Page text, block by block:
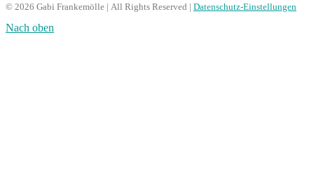
© 2026 Gabi Frankemölle | All Rights Reserved | Datenschutz-Einstellungen
Nach oben